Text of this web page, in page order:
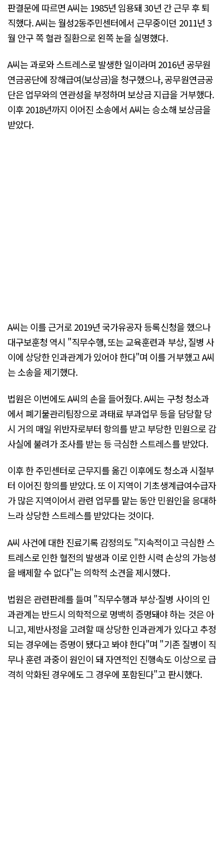
판결문에 따르면 A씨는 1985년 임용돼 30년 간 근무 후 퇴
직했다. A씨는 월성2동주민센터에서 근무중이던 2011년 3
월 안구 쪽 혈관 질환으로 왼쪽 눈을 실명했다.
A씨는 과로와 스트레스로 발생한 일이라며 2016년 공무원
연금공단에 장해급여(보상금)을 청구했으나, 공무원연금공
단은 업무와의 연관성을 부정하며 보상금 지급을 거부했다.
이후 2018년까지 이어진 소송에서 A씨는 승소해 보상금을
받았다.
A씨는 이를 근거로 2019년 국가유공자 등록신청을 했으나
대구보훈청 역시 "직무수행, 또는 교육훈련과 부상, 질병 사
이에 상당한 인과관계가 있어야 한다"며 이를 거부했고 A씨
는 소송을 제기했다.
법원은 이번에도 A씨의 손을 들어줬다. A씨는 구청 청소과
에서 폐기물관리팀장으로 과태료 부과업무 등을 담당할 당
시 거의 매일 위반자로부터 항의를 받고 부당한 민원으로 감
사실에 불려가 조사를 받는 등 극심한 스트레스를 받았다.
이후 한 주민센터로 근무지를 옮긴 이후에도 청소과 시절부
터 이어진 항의를 받았다. 또 이 지역이 기초생계급여수급자
가 많은 지역이어서 관련 업무를 맡는 동안 민원인을 응대하
느라 상당한 스트레스를 받았다는 것이다.
A씨 사건에 대한 진료기록 감정의도 "지속적이고 극심한 스
트레스로 인한 혈전의 발생과 이로 인한 시력 손상의 가능성
을 배제할 수 없다"는 의학적 소견을 제시했다.
법원은 관련판례를 들며 "직무수행과 부상·질병 사이의 인
과관계는 반드시 의학적으로 명백히 증명돼야 하는 것은 아
니고, 제반사정을 고려할 때 상당한 인과관계가 있다고 추정
되는 경우에는 증명이 됐다고 봐야 한다"며 "기존 질병이 직
무나 훈련 과중이 원인이 돼 자연적인 진행속도 이상으로 급
격히 악화된 경우에도 그 경우에 포함된다"고 판시했다.